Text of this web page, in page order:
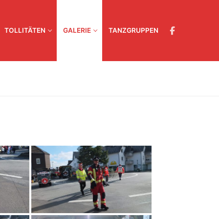
TOLLITÄTEN GALERIE TANZGRUPPEN